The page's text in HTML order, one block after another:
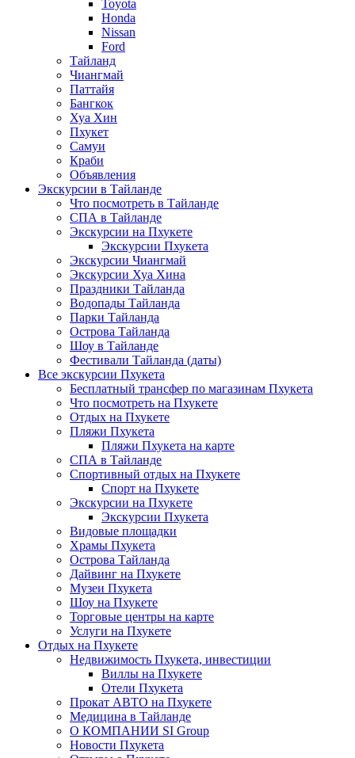
Toyota
Honda
Nissan
Ford
Тайланд
Чиангмай
Паттайя
Бангкок
Хуа Хин
Пхукет
Самуи
Краби
Объявления
Экскурсии в Тайланде
Что посмотреть в Тайланде
СПА в Тайланде
Экскурсии на Пхукете
Экскурсии Пхукета
Экскурсии Чиангмай
Экскурсии Хуа Хина
Праздники Тайланда
Водопады Тайланда
Парки Тайланда
Острова Тайланда
Шоу в Тайланде
Фестивали Тайланда (даты)
Все экскурсии Пхукета
Бесплатный трансфер по магазинам Пхукета
Что посмотреть на Пхукете
Отдых на Пхукете
Пляжи Пхукета
Пляжи Пхукета на карте
СПА в Тайланде
Спортивный отдых на Пхукете
Спорт на Пхукете
Экскурсии на Пхукете
Экскурсии Пхукета
Видовые площадки
Храмы Пхукета
Острова Тайланда
Дайвинг на Пхукете
Музеи Пхукета
Шоу на Пхукете
Торговые центры на карте
Услуги на Пхукете
Отдых на Пхукете
Недвижимость Пхукета, инвестиции
Виллы на Пхукете
Отели Пхукета
Прокат АВТО на Пхукете
Медицина в Тайланде
О КОМПАНИИ SI Group
Новости Пхукета